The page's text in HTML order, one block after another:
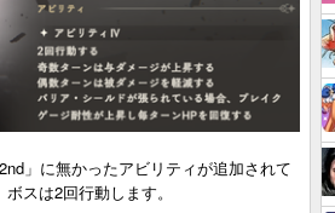
」に無かったアビリティが追加されて
スは2回行動します。